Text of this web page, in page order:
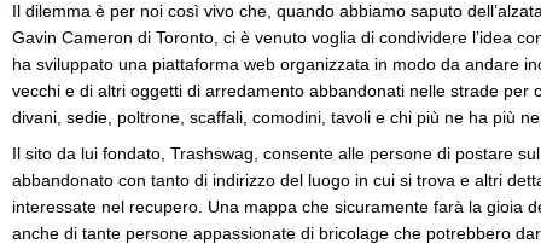
Il dilemma è per noi così vivo che, quando abbiamo saputo
Gavin Cameron di Toronto, ci è venuto voglia di condividere l’idea
ha sviluppato una piattaforma web organizzata in modo da andare
vecchi e di altri oggetti di arredamento abbandonati nelle strade per
divani, sedie, poltrone, scaffali, comodini, tavoli e chi più ne ha più
Il sito da lui fondato, Trashswag, consente alle persone di postare
abbandonato con tanto di indirizzo del luogo in cui si trova e altri
interessate nel recupero. Una mappa che sicuramente farà la gioia
anche di tante persone appassionate di bricolage che potrebbero